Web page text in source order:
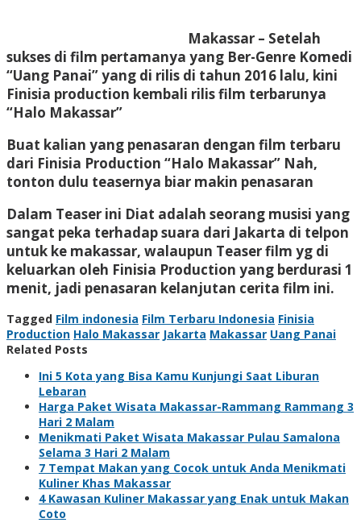
Makassar – Setelah
sukses di film pertamanya yang Ber-Genre Komedi
“Uang Panai” yang di rilis di tahun 2016 lalu, kini
Finisia production kembali rilis film terbarunya
“Halo Makassar”
Buat kalian yang penasaran dengan film terbaru
dari Finisia Production “Halo Makassar” Nah,
tonton dulu teasernya biar makin penasaran
Dalam Teaser ini Diat adalah seorang musisi yang
sangat peka terhadap suara dari Jakarta di telpon
untuk ke makassar, walaupun Teaser film yg di
keluarkan oleh Finisia Production yang berdurasi 1
menit, jadi penasaran kelanjutan cerita film ini.
Tagged Film indonesia Film Terbaru Indonesia Finisia
Production Halo Makassar Jakarta Makassar Uang Panai
Related Posts
Ini 5 Kota yang Bisa Kamu Kunjungi Saat Liburan
Lebaran
Harga Paket Wisata Makassar-Rammang Rammang 3
Hari 2 Malam
Menikmati Paket Wisata Makassar Pulau Samalona
Selama 3 Hari 2 Malam
7 Tempat Makan yang Cocok untuk Anda Menikmati
Kuliner Khas Makassar
4 Kawasan Kuliner Makassar yang Enak untuk Makan
Coto